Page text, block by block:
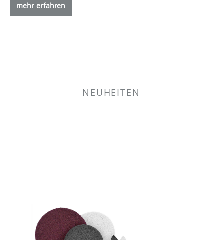
mehr erfahren
NEUHEITEN